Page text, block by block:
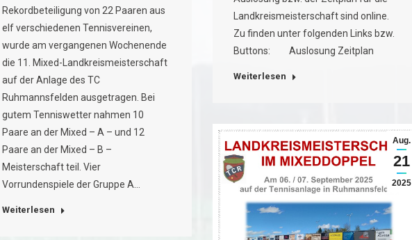
Rekordbeteiligung von 22 Paaren aus
elf verschiedenen Tennisvereinen,
wurde am vergangenen Wochenende
die 11. Mixed-Landkreismeisterschaft
auf der Anlage des TC
Ruhmannsfelden ausgetragen. Bei
gutem Tenniswetter nahmen 10
Paare an der Mixed – A – und 12
Paare an der Mixed – B –
Meisterschaft teil. Vier
Vorrundenspiele der Gruppe A…
Weiterlesen
Landkreismeisterschaft sind online.
Zu finden unter folgenden Links bzw.
Buttons: Auslosung Zeitplan
Weiterlesen
Aug.
21
2025